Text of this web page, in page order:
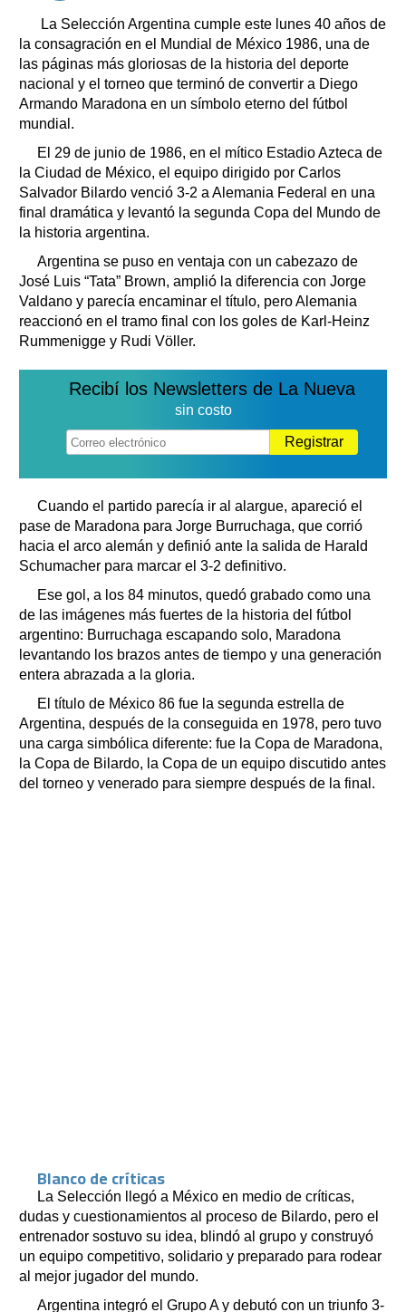
La Selección Argentina cumple este lunes 40 años de
la consagración en el Mundial de México 1986, una de
las páginas más gloriosas de la historia del deporte
nacional y el torneo que terminó de convertir a Diego
Armando Maradona en un símbolo eterno del fútbol
mundial.
El 29 de junio de 1986, en el mítico Estadio Azteca de
la Ciudad de México, el equipo dirigido por Carlos
Salvador Bilardo venció 3-2 a Alemania Federal en una
final dramática y levantó la segunda Copa del Mundo de
la historia argentina.
Argentina se puso en ventaja con un cabezazo de
José Luis “Tata” Brown, amplió la diferencia con Jorge
Valdano y parecía encaminar el título, pero Alemania
reaccionó en el tramo final con los goles de Karl-Heinz
Rummenigge y Rudi Völler.
Recibí los Newsletters de La Nueva
sin costo
Registrar
Cuando el partido parecía ir al alargue, apareció el
pase de Maradona para Jorge Burruchaga, que corrió
hacia el arco alemán y definió ante la salida de Harald
Schumacher para marcar el 3-2 definitivo.
Ese gol, a los 84 minutos, quedó grabado como una
de las imágenes más fuertes de la historia del fútbol
argentino: Burruchaga escapando solo, Maradona
levantando los brazos antes de tiempo y una generación
entera abrazada a la gloria.
El título de México 86 fue la segunda estrella de
Argentina, después de la conseguida en 1978, pero tuvo
una carga simbólica diferente: fue la Copa de Maradona,
la Copa de Bilardo, la Copa de un equipo discutido antes
del torneo y venerado para siempre después de la final.
Blanco de críticas
La Selección llegó a México en medio de críticas,
dudas y cuestionamientos al proceso de Bilardo, pero el
entrenador sostuvo su idea, blindó al grupo y construyó
un equipo competitivo, solidario y preparado para rodear
al mejor jugador del mundo.
Argentina integró el Grupo A y debutó con un triunfo 3-